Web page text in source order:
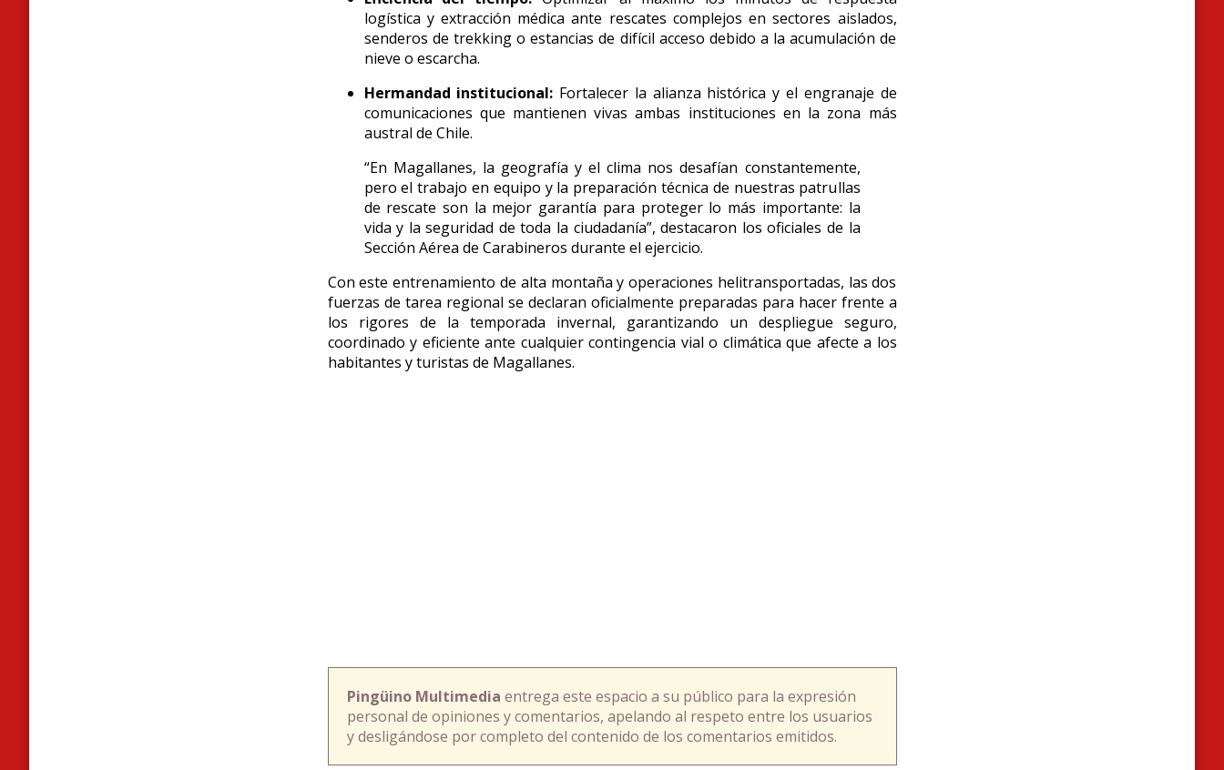
logística y extracción médica ante rescates complejos en sectores aislados,
senderos de trekking o estancias de difícil acceso debido a la acumulación de
nieve o escarcha.
Hermandad institucional: Fortalecer la alianza histórica y el engranaje de
comunicaciones que mantienen vivas ambas instituciones en la zona más
austral de Chile.
“En Magallanes, la geografía y el clima nos desafían constantemente,
pero el trabajo en equipo y la preparación técnica de nuestras patrullas
de rescate son la mejor garantía para proteger lo más importante: la
vida y la seguridad de toda la ciudadanía”, destacaron los oficiales de la
Sección Aérea de Carabineros durante el ejercicio.
Con este entrenamiento de alta montaña y operaciones helitransportadas, las dos
fuerzas de tarea regional se declaran oficialmente preparadas para hacer frente a
los rigores de la temporada invernal, garantizando un despliegue seguro,
coordinado y eficiente ante cualquier contingencia vial o climática que afecte a los
habitantes y turistas de Magallanes.
Pingüino Multimedia entrega este espacio a su público para la expresión
personal de opiniones y comentarios, apelando al respeto entre los usuarios
y desligándose por completo del contenido de los comentarios emitidos.